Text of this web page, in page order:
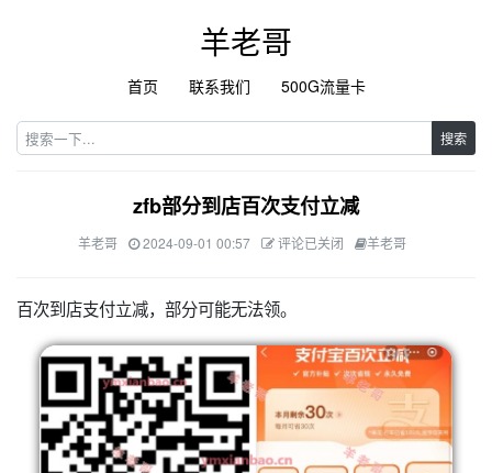
羊老哥
首页 联系我们 500G流量卡
搜索
zfb部分到店百次支付立减
羊老哥 2024-09-01 00:57 评论已关闭 羊老哥
百次到店支付立减，部分可能无法领。